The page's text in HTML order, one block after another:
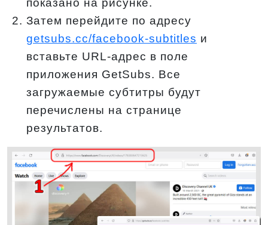
Затем перейдите по адресу
getsubs.cc/facebook-subtitles и
вставьте URL-адрес в поле
приложения GetSubs. Все
загружаемые субтитры будут
перечислены на странице
результатов.